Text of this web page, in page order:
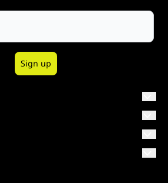
Sign up